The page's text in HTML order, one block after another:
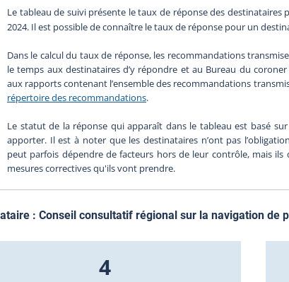
Le tableau de suivi présente le taux de réponse des
2024. Il est possible de connaître le taux de réponse pour un
Dans le calcul du taux de réponse, les recommandations
le temps aux destinataires d’y répondre et au Bureau du
aux rapports contenant l’ensemble des recommandations
répertoire des recommandations.
Le statut de la réponse qui apparaît dans le tableau est basé
apporter. Il est à noter que les destinataires n’ont pas
peut parfois dépendre de facteurs hors de leur contrôle, mais
mesures correctives qu'ils vont prendre.
: Conseil consultatif régional sur la navigation de
4